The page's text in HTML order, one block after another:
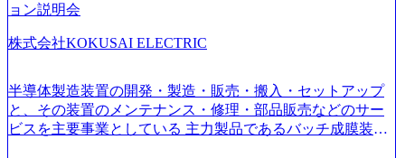
C事業を始め、パブリック、製造業、通信、エンタメ、教
はあるが、社員の興味のある分野やスキルを活用したいな
着けたい方でも幅広に経験を積みたい方でも、キャリア形
成が柔軟に可能な環境である。 https://storage.googleapis.com/
our-vision-production.appspot.com/public/images/20240925204135
_93b1bff3-f71c-4bc9-8bd9-72a8a4826007_1200x554.webp https://
ョン説明会
株式会社KOKUSAI ELECTRIC
半導体製造装置の開発・製造・販売・搬入・セットアップ
と、その装置のメンテナンス・修理・部品販売などのサー
ビスを主要事業としている 主力製品であるバッチ成膜装置